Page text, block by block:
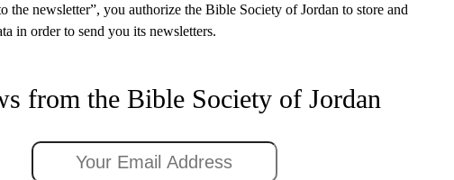
the newsletter”, you authorize the Bible Society of Jordan to store and
in order to send you its newsletters.
from the Bible Society of Jordan